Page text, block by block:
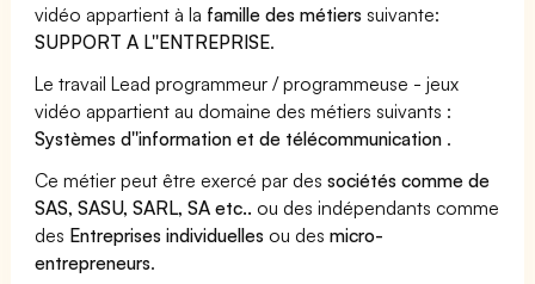
vidéo appartient à la famille des métiers suivante:
SUPPORT A L''ENTREPRISE.
Le travail Lead programmeur / programmeuse - jeux
vidéo appartient au domaine des métiers suivants :
Systèmes d''information et de télécommunication .
Ce métier peut être exercé par dessociétés comme de
SAS, SASU, SARL, SA etc.. ou des indépendants comme
des Entreprises individuelles ou desmicro-
entrepreneurs.